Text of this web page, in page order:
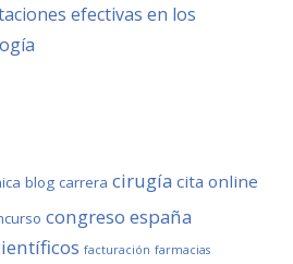
efectivas en los
blog carrera cirugía cita online
congreso españa
facturación farmacias